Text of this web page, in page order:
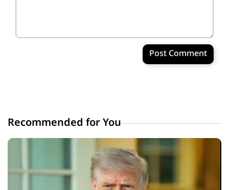
Post Comment
Recommended for You